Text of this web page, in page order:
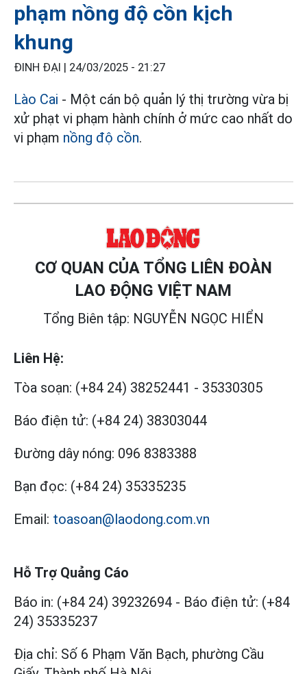
phạm nồng độ cồn kịch
khung
ĐINH ĐẠI | 24/03/2025 - 21:27
Lào Cai - Một cán bộ quản lý thị trường vừa bị
xử phạt vi phạm hành chính ở mức cao nhất do
vi phạm nồng độ cồn.
CƠ QUAN CỦA TỔNG LIÊN ĐOÀN
LAO ĐỘNG VIỆT NAM
Tổng Biên tập: NGUYỄN NGỌC HIỂN
Liên Hệ:
Tòa soạn: (+84 24) 38252441 - 35330305
Báo điện tử: (+84 24) 38303044
Đường dây nóng: 096 8383388
Bạn đọc: (+84 24) 35335235
Email: toasoan@laodong.com.vn
Hỗ Trợ Quảng Cáo
Báo in: (+84 24) 39232694 - Báo điện tử: (+84
24) 35335237
Địa chỉ: Số 6 Phạm Văn Bạch, phường Cầu